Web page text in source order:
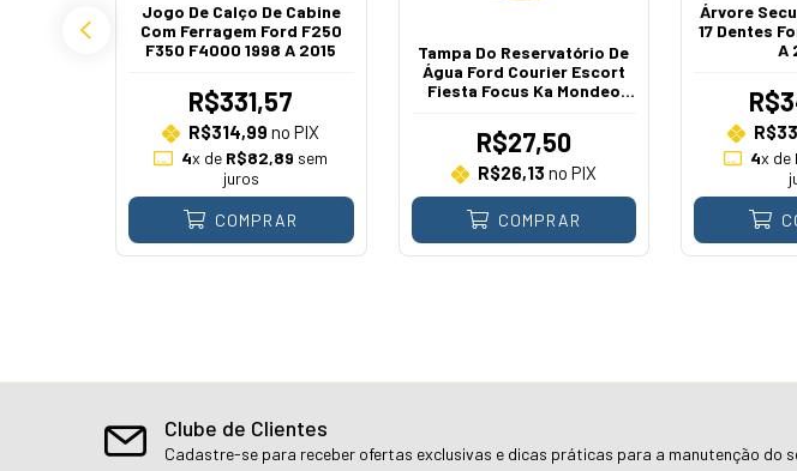
Jogo De Calço De Cabine
Com Ferragem Ford F250
F350 F4000 1998 A 2015
R$331,57
R$314,99 no PIX
4x de R$82,89 sem
juros
COMPRAR
Tampa Do Reservatório De
Água Ford Courier Escort
Fiesta Focus Ka Mondeo
2014
R$27,50
R$26,13 no PIX
COMPRAR
Árvore
17 Dentes
A
4x de
Clube de Clientes
Cadastre-se para receber ofertas exclusivas e dicas práticas para a manutenção do